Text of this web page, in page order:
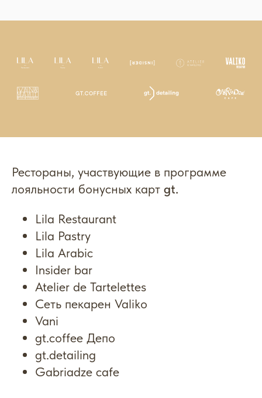
Рестораны, участвующие в программе
лояльности бонусных карт gt.
Lila Restaurant
Lila Pastry
Lila Arabic
Insider bar
Atelier de Tartelettes
Cеть пекарен Valiko
Vani
gt.coffee Депо
gt.detailing
Gabriadze cafe